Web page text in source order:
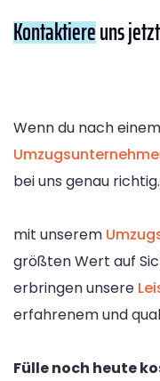
Kontaktiereuns
Wenn du nach
bei uns genau richtig.
mit unserem
größten Wert auf
erbringen unsere
erfahrenem und
Fülle noch heute